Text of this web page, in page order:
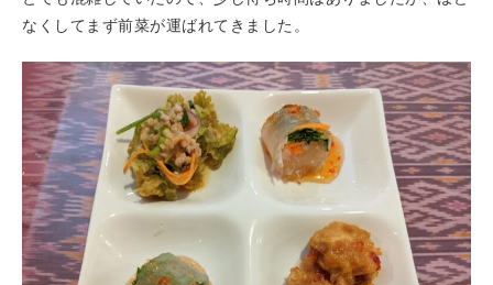
なくしてまず前菜が運ばれてきました。